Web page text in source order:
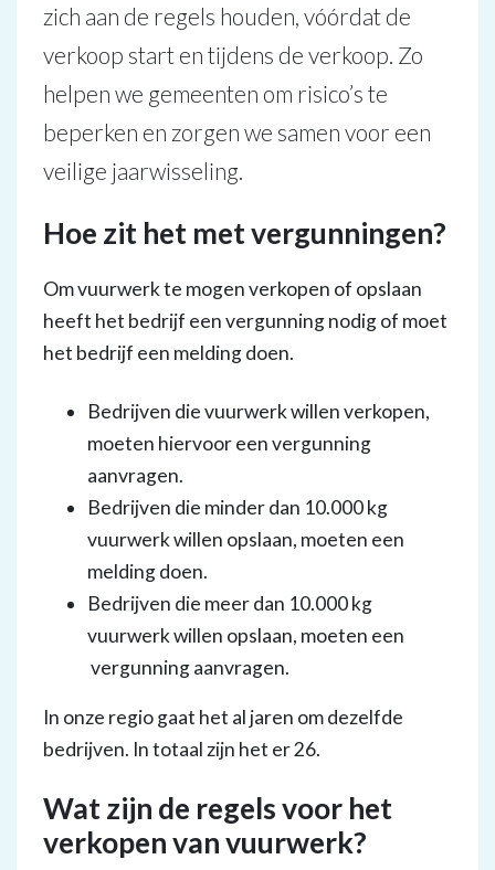
zich aan de regels houden, vóórdat de
verkoop start en tijdens de verkoop. Zo
helpen we gemeenten om risico’s te
beperken en zorgen we samen voor een
veilige jaarwisseling.
Hoe zit het met vergunningen?
Om vuurwerk te mogen verkopen of opslaan
heeft het bedrijf een vergunning nodig of moet
het bedrijf een melding doen.
Bedrijven die vuurwerk willen verkopen,
moeten hiervoor een vergunning
aanvragen.
Bedrijven die minder dan 10.000 kg
vuurwerk willen opslaan, moeten een
melding doen.
Bedrijven die meer dan 10.000 kg
vuurwerk willen opslaan, moeten een
vergunning aanvragen.
In onze regio gaat het al jaren om dezelfde
bedrijven. In totaal zijn het er 26.
Wat zijn de regels voor het
verkopen van vuurwerk?